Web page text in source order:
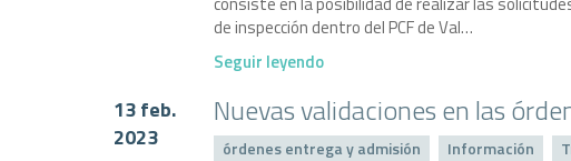
de inspección dentro del PCF de Val…
Seguir leyendo
13 feb.
2023
Nuevas validaciones en las
órdenes entrega y admisión Información